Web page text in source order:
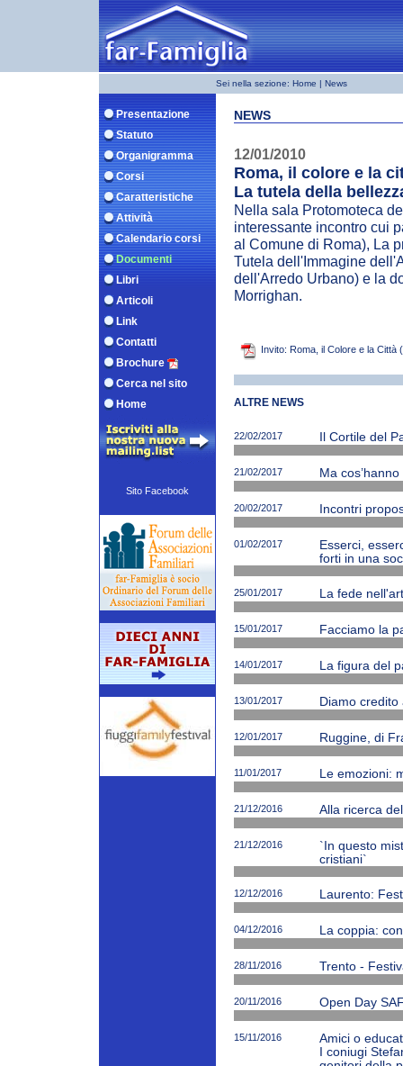
Sei nella sezione: Home | News
Presentazione
Statuto
Organigramma
Corsi
Caratteristiche
Attività
Calendario corsi
Documenti
Libri
Articoli
Link
Contatti
Brochure
Cerca nel sito
Home
Sito Facebook
NEWS
12/01/2010
Roma, il colore e la
La tutela della
Nella sala Protomoteca
interessante incontro cui
al Comune di Roma), La
Tutela dell'Immagine
dell'Arredo Urbano) e la
Morrighan.
Invito: Roma, il Colore e la Città
ALTRE NEWS
22/02/2017 Il Cortile del
21/02/2017 Ma
20/02/2017 Incontri
01/02/2017
Esserci,
forti in una
25/01/2017 La fede
15/01/2017 Facciamo la
14/01/2017 La figura del
13/01/2017 Diamo
12/01/2017 Ruggine, di
11/01/2017 Le emozioni:
21/12/2016 Alla ricerca
21/12/2016
`In questo
cristiani`
12/12/2016 Laurento:
04/12/2016 La coppia:
28/11/2016 Trento -
20/11/2016 Open Day
15/11/2016
Amici o
I coniugi